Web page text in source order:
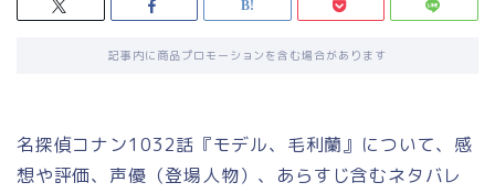
記事内に商品プロモーションを含む場合があります
名探偵コナン1032話『モデル、毛利蘭』について、感
想や評価、声優（登場人物）、あらすじ含むネタバレ